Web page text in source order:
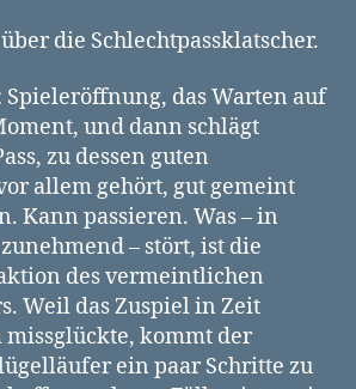
die Schlechtpassklatscher.
Spieleröffnung, das Warten auf
und dann schlägt
zu dessen guten
allem gehört, gut gemeint
Kann passieren. Was – in
– stört, ist die
des vermeintlichen
Weil das Zuspiel in Zeit
missglückte, kommt der
ein paar Schritte zu